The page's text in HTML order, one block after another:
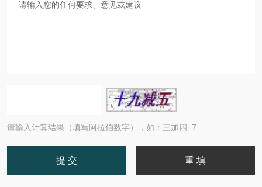
请输入计算结果（填写阿拉伯数字），如：三加四=7